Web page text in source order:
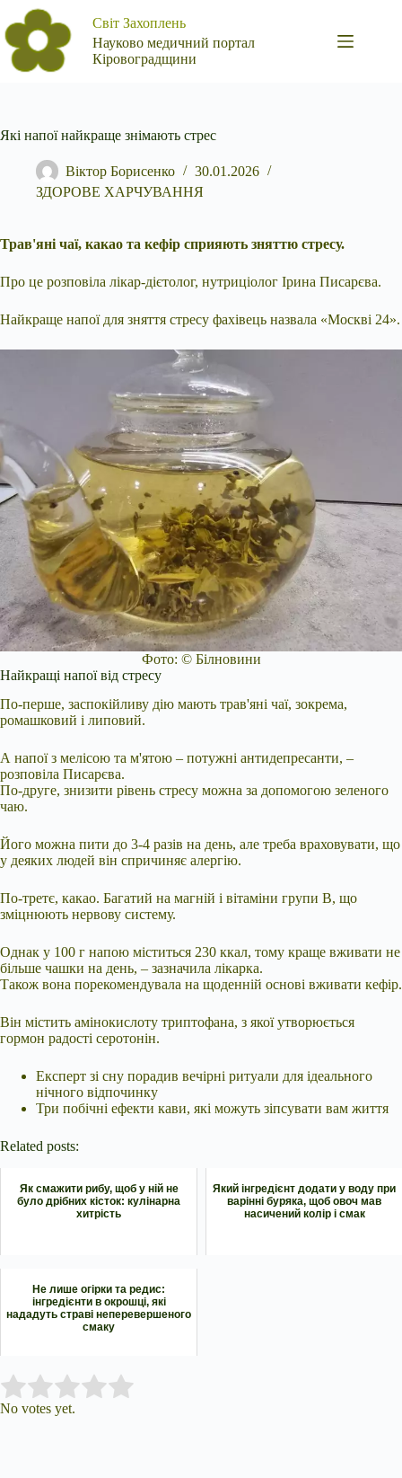
Перейти
до
вмісту
Світ Захоплень
Науково медичний портал
Кіровоградщини
Які напої найкраще знімають стрес
Віктор Борисенко
30.01.2026
ЗДОРОВЕ ХАРЧУВАННЯ
Трав'яні чаї, какао та кефір сприяють зняттю стресу.
Про це розповіла лікар-дієтолог, нутриціолог Ірина Писарєва.
Найкраще напої для зняття стресу фахівець назвала «Москві 24».
Фото: © Білновини
Найкращі напої від стресу
По-перше, заспокійливу дію мають трав'яні чаї, зокрема,
ромашковий і липовий.
А напої з мелісою та м'ятою – потужні антидепресанти, –
розповіла Писарєва.
По-друге, знизити рівень стресу можна за допомогою зеленого
чаю.
Його можна пити до 3-4 разів на день, але треба враховувати, що
у деяких людей він спричиняє алергію.
По-третє, какао. Багатий на магній і вітаміни групи B, що
зміцнюють нервову систему.
Однак у 100 г напою міститься 230 ккал, тому краще вживати не
більше чашки на день, – зазначила лікарка.
Також вона порекомендувала на щоденній основі вживати кефір.
Він містить амінокислоту триптофана, з якої утворюється
гормон радості серотонін.
Експерт зі сну порадив вечірні ритуали для ідеального
нічного відпочинку
Три побічні ефекти кави, які можуть зіпсувати вам життя
Related posts:
Як смажити рибу, щоб у ній не
було дрібних кісток: кулінарна
хитрість
Який інгредієнт додати у воду при
варінні буряка, щоб овоч мав
насичений колір і смак
Не лише огірки та редис:
інгредієнти в окрошці, які
нададуть страві неперевершеного
смаку
Rate this item:
No votes yet.